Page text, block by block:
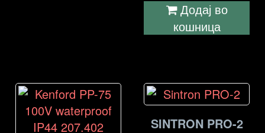
Додај во
кошница
SINTRON PRO-2